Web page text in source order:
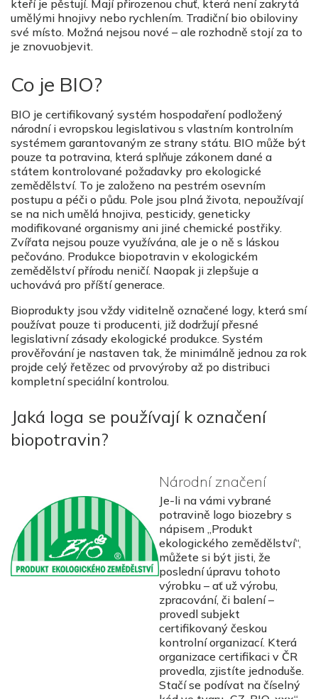
kteří je pěstují. Mají přirozenou chuť, která není zakrytá
umělými hnojivy nebo rychlením. Tradiční bio obiloviny
své místo. Možná nejsou nové – ale rozhodně stojí za to
je znovuobjevit.
Co je BIO?
BIO je certifikovaný systém hospodaření podložený
národní i evropskou legislativou s vlastním kontrolním
systémem garantovaným ze strany státu. BIO může být
pouze ta potravina, která splňuje zákonem dané a
státem kontrolované požadavky pro ekologické
zemědělství. To je založeno na pestrém osevním
postupu a péči o půdu. Pole jsou plná života, nepoužívají
se na nich umělá hnojiva, pesticidy, geneticky
modifikované organismy ani jiné chemické postřiky.
Zvířata nejsou pouze využívána, ale je o ně s láskou
pečováno. Produkce biopotravin v ekologickém
zemědělství přírodu neničí. Naopak ji zlepšuje a
uchovává pro příští generace.
Bioprodukty jsou vždy viditelně označené logy, která smí
používat pouze ti producenti, již dodržují přesné
legislativní zásady ekologické produkce. Systém
prověřování je nastaven tak, že minimálně jednou za rok
projde celý řetězec od prvovýroby až po distribuci
kompletní speciální kontrolou.
Jaká loga se používají k označení
biopotravin?
Národní značení
Je-li na vámi vybrané
potravině logo biozebry s
nápisem „Produkt
ekologického zemědělství“,
můžete si být jisti, že
poslední úpravu tohoto
výrobku – ať už výrobu,
zpracování, či balení –
provedl subjekt
certifikovaný českou
kontrolní organizací. Která
organizace certifikaci v ČR
provedla, zjistíte jednoduše.
Stačí se podívat na číselný